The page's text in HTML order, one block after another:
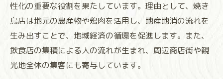
性化の重要な役割を果たしています。理由として、焼き
鳥店は地元の農産物や鶏肉を活用し、地産地消の流れを
生み出すことで、地域経済の循環を促進します。また、
飲食店の集積による人の流れが生まれ、周辺商店街や観
光地全体の集客にも寄与しています。